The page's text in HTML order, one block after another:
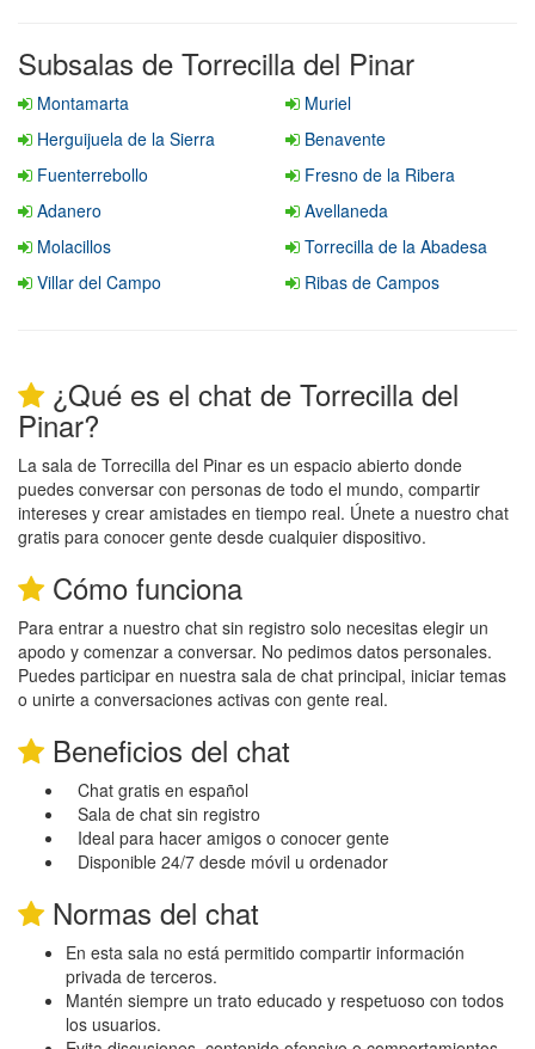
Subsalas de Torrecilla del Pinar
Montamarta
Muriel
Herguijuela de la Sierra
Benavente
Fuenterrebollo
Fresno de la Ribera
Adanero
Avellaneda
Molacillos
Torrecilla de la Abadesa
Villar del Campo
Ribas de Campos
¿Qué es el chat de Torrecilla del
Pinar?
La sala de Torrecilla del Pinar es un espacio abierto donde
puedes conversar con personas de todo el mundo, compartir
intereses y crear amistades en tiempo real. Únete a nuestro chat
gratis para conocer gente desde cualquier dispositivo.
Cómo funciona
Para entrar a nuestro chat sin registro solo necesitas elegir un
apodo y comenzar a conversar. No pedimos datos personales.
Puedes participar en nuestra sala de chat principal, iniciar temas
o unirte a conversaciones activas con gente real.
Beneficios del chat
Chat gratis en español
Sala de chat sin registro
Ideal para hacer amigos o conocer gente
Disponible 24/7 desde móvil u ordenador
Normas del chat
En esta sala no está permitido compartir información
privada de terceros.
Mantén siempre un trato educado y respetuoso con todos
los usuarios.